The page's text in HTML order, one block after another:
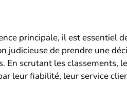
principale, il est essentiel
judicieuse de prendre une
En scrutant les classements,
leur fiabilité, leur service